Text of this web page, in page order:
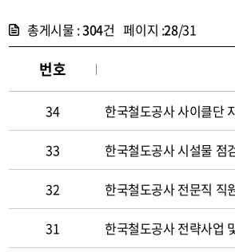
총게시물 :304건 페이지 :28/31
번호
34 한국철도공사 사이클단
33 한국철도공사 시설물 점
32 한국철도공사 전문직 직
31 한국철도공사 전략사업